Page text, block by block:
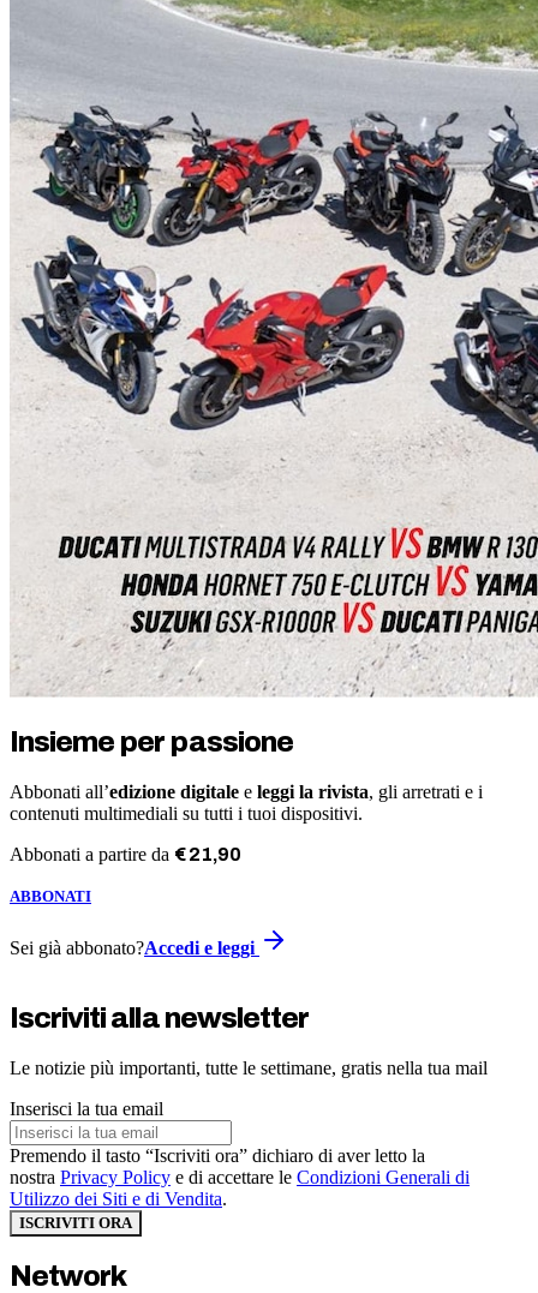
Insieme per passione
Abbonati all’edizione digitale e leggi la rivista, gli arretrati e i
contenuti multimediali su tutti i tuoi dispositivi.
Abbonati a partire da €21,90
ABBONATI
Sei già abbonato?Accedi e leggi
Iscriviti alla newsletter
Le notizie più importanti, tutte le settimane, gratis nella tua mail
Inserisci la tua email
Premendo il tasto “Iscriviti ora” dichiaro di aver letto la
nostra Privacy Policy e di accettare le Condizioni Generali di
Utilizzo dei Siti e di Vendita.
ISCRIVITI ORA
Network